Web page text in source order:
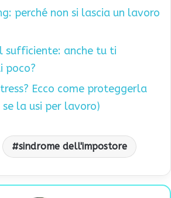
perché non si lascia un lavoro
sufficiente: anche tu ti
poco?
Ecco come proteggerla
la usi per lavoro)
sindrome dell'impostore